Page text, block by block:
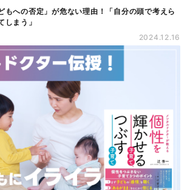
もへの否定」が危ない理由！「自分の頭で考えら
しまう」
2024.12.16